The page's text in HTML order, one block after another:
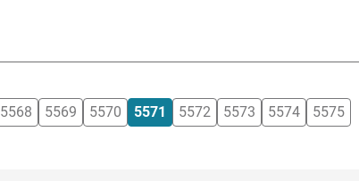
5568 5569 5570 5571 5572 5573 5574 5575